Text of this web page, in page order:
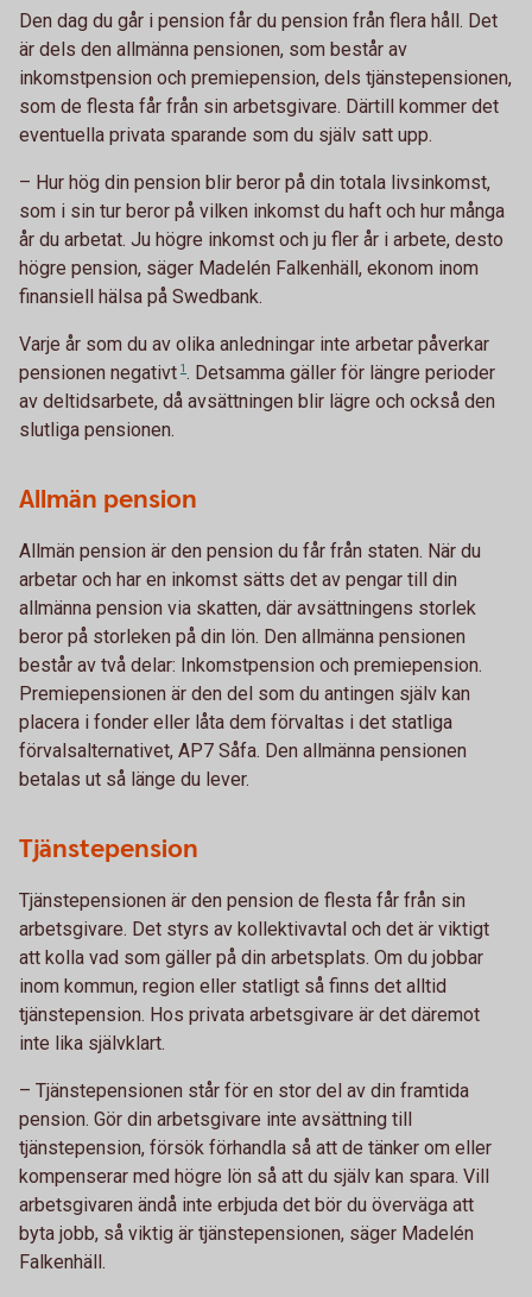
Den dag du går i pension får du pension från flera håll. Det
är dels den allmänna pensionen, som består av
inkomstpension och premiepension, dels tjänstepensionen,
som de flesta får från sin arbetsgivare. Därtill kommer det
eventuella privata sparande som du själv satt upp.
– Hur hög din pension blir beror på din totala livsinkomst,
som i sin tur beror på vilken inkomst du haft och hur många
år du arbetat. Ju högre inkomst och ju fler år i arbete, desto
högre pension, säger Madelén Falkenhäll, ekonom inom
finansiell hälsa på Swedbank.
Varje år som du av olika anledningar inte arbetar påverkar
pensionen negativt 1. Detsamma gäller för längre perioder
av deltidsarbete, då avsättningen blir lägre och också den
slutliga pensionen.
Allmän pension
Allmän pension är den pension du får från staten. När du
arbetar och har en inkomst sätts det av pengar till din
allmänna pension via skatten, där avsättningens storlek
beror på storleken på din lön. Den allmänna pensionen
består av två delar: Inkomstpension och premiepension.
Premiepensionen är den del som du antingen själv kan
placera i fonder eller låta dem förvaltas i det statliga
förvalsalternativet, AP7 Såfa. Den allmänna pensionen
betalas ut så länge du lever.
Tjänstepension
Tjänstepensionen är den pension de flesta får från sin
arbetsgivare. Det styrs av kollektivavtal och det är viktigt
att kolla vad som gäller på din arbetsplats. Om du jobbar
inom kommun, region eller statligt så finns det alltid
tjänstepension. Hos privata arbetsgivare är det däremot
inte lika självklart.
– Tjänstepensionen står för en stor del av din framtida
pension. Gör din arbetsgivare inte avsättning till
tjänstepension, försök förhandla så att de tänker om eller
kompenserar med högre lön så att du själv kan spara. Vill
arbetsgivaren ändå inte erbjuda det bör du överväga att
byta jobb, så viktig är tjänstepensionen, säger Madelén
Falkenhäll.